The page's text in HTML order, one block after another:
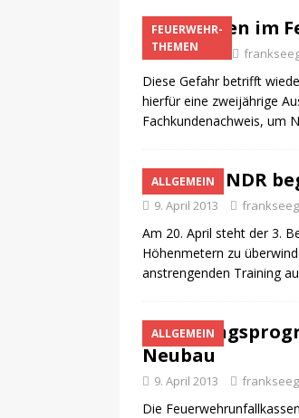
FEUERWEHR-
THEMEN
Gefahren im
12. Mai 2013
Diese Gefahr betrifft
hierfür eine zweijährige
Fachkundenachweis, um
ALLGEMEIN NDR
9. April 2013
Am 20. April steht der 3.
Höhenmetern zu
anstrengenden Training
ALLGEMEIN
Neubau
9. April 2013
Die